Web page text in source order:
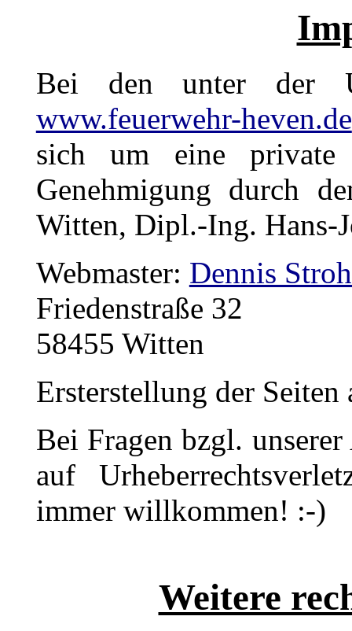
Bei den unter
www.feuerwehr-heven.de
sich um eine private
Genehmigung durch
Witten, Dipl.-Ing. Hans-
Webmaster: Dennis
Friedenstraße 32
58455 Witten
Ersterstellung der Seiten
Bei Fragen bzgl.
auf
immer willkommen! :-)
Weitere